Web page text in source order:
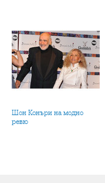
Шон Конъри на модно
ревю